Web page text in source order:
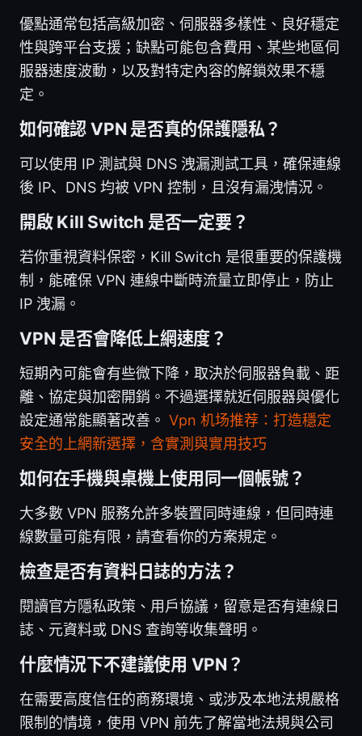
優點通常包括高級加密、伺服器多樣性、良好穩定
性與跨平台支援；缺點可能包含費用、某些地區伺
服器速度波動，以及對特定內容的解鎖效果不穩
定。
如何確認 VPN 是否真的保護隱私？
可以使用 IP 測試與 DNS 洩漏測試工具，確保連線
後 IP、DNS 均被 VPN 控制，且沒有漏洩情況。
開啟 Kill Switch 是否一定要？
若你重視資料保密，Kill Switch 是很重要的保護機
制，能確保 VPN 連線中斷時流量立即停止，防止
IP 洩漏。
VPN 是否會降低上網速度？
短期內可能會有些微下降，取決於伺服器負載、距
離、協定與加密開銷。不過選擇就近伺服器與優化
設定通常能顯著改善。 Vpn 机场推荐：打造穩定
安全的上網新選擇，含實測與實用技巧
如何在手機與桌機上使用同一個帳號？
大多數 VPN 服務允許多裝置同時連線，但同時連
線數量可能有限，請查看你的方案規定。
檢查是否有資料日誌的方法？
閱讀官方隱私政策、用戶協議，留意是否有連線日
誌、元資料或 DNS 查詢等收集聲明。
什麼情況下不建議使用 VPN？
在需要高度信任的商務環境、或涉及本地法規嚴格
限制的情境，使用 VPN 前先了解當地法規與公司